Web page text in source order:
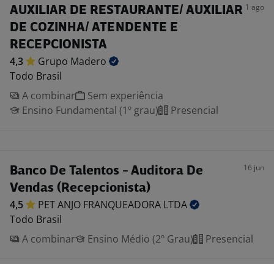
AUXILIAR DE RESTAURANTE/ AUXILIAR
DE COZINHA/ ATENDENTE E
RECEPCIONISTA
1 ago
4,3 Grupo Madero
Todo Brasil
A combinar
Sem experiência
Ensino Fundamental (1º grau)
Presencial
Banco De Talentos - Auditora De
Vendas (Recepcionista)
16 jun
4,5 PET ANJO FRANQUEADORA LTDA
Todo Brasil
A combinar
Ensino Médio (2º Grau) Presencial